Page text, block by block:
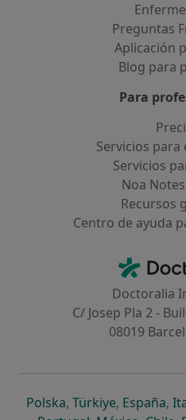
Preguntas
Aplicación
Blog para
Para
Servicios para
Servicios
Noa Notes
Recursos
Centro de ayuda
Doctoralia
C/ Josep Pla 2 -
08019
Polskase abre en una
, Türkiyese abre en
, Españase
,